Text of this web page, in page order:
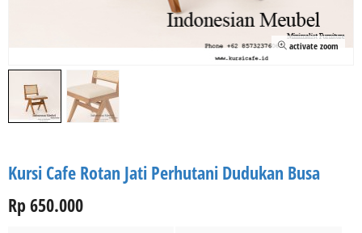
activate zoom
Kursi Cafe Rotan Jati Perhutani Dudukan Busa
Rp 650.000